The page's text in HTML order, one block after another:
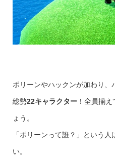
ポリーンやハックンが加わり
総勢22キャラクター！全員揃え
ょう。
「ポリーンって誰？」という
い。